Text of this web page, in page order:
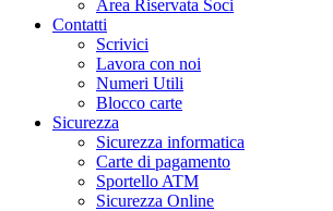
Area Riservata Soci
Contatti
Scrivici
Lavora con noi
Numeri Utili
Blocco carte
Sicurezza
Sicurezza informatica
Carte di pagamento
Sportello ATM
Sicurezza Online